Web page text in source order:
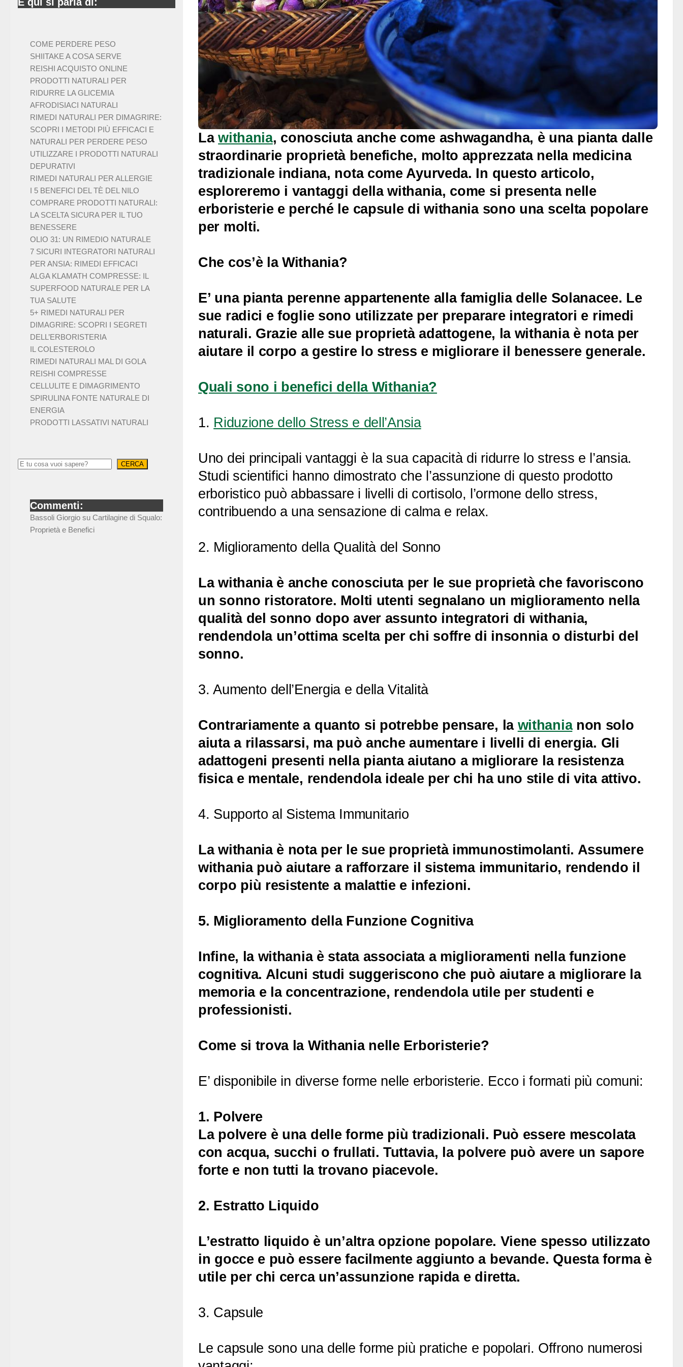
Lawithania, conosciuta anche come ashwagandha, è una pianta dalle
straordinarie proprietà benefiche, molto apprezzata nella medicina
tradizionale indiana, nota come Ayurveda. In questo articolo,
esploreremo i vantaggi della withania, come si presenta nelle
erboristerie e perché le capsule di withania sono una scelta popolare
per molti.
Che cos’è la Withania?
E’ una pianta perenne appartenente alla famiglia delle Solanacee. Le
sue radici e foglie sono utilizzate per preparare integratori e rimedi
naturali. Grazie alle sue proprietà adattogene, la withania è nota per
aiutare il corpo a gestire lo stress e migliorare il benessere generale.
Quali sono i benefici della Withania?
1. Riduzione dello Stress e dell’Ansia
Uno dei principali vantaggi è la sua capacità di ridurre lo stress e l’ansia.
Studi scientifici hanno dimostrato che l’assunzione di questo prodotto
erboristico può abbassare i livelli di cortisolo, l’ormone dello stress,
contribuendo a una sensazione di calma e relax.
2. Miglioramento della Qualità del Sonno
La withania è anche conosciuta per le sue proprietà che favoriscono
un sonno ristoratore. Molti utenti segnalano un miglioramento nella
qualità del sonno dopo aver assunto integratori di withania,
rendendola un’ottima scelta per chi soffre di insonnia o disturbi del
sonno.
3. Aumento dell’Energia e della Vitalità
Contrariamente a quanto si potrebbe pensare, la withanianon solo
aiuta a rilassarsi, ma può anche aumentare i livelli di energia. Gli
adattogeni presenti nella pianta aiutano a migliorare la resistenza
fisica e mentale, rendendola ideale per chi ha uno stile di vita attivo.
4. Supporto al Sistema Immunitario
La withania è nota per le sue proprietà immunostimolanti. Assumere
withania può aiutare a rafforzare il sistema immunitario, rendendo il
corpo più resistente a malattie e infezioni.
5. Miglioramento della Funzione Cognitiva
Infine, la withania è stata associata a miglioramenti nella funzione
cognitiva. Alcuni studi suggeriscono che può aiutare a migliorare la
memoria e la concentrazione, rendendola utile per studenti e
professionisti.
Come si trova la Withania nelle Erboristerie?
E’ disponibile in diverse forme nelle erboristerie. Ecco i formati più comuni:
1. Polvere
La polvere è una delle forme più tradizionali. Può essere mescolata
con acqua, succhi o frullati. Tuttavia, la polvere può avere un sapore
forte e non tutti la trovano piacevole.
2. Estratto Liquido
L’estratto liquido è un’altra opzione popolare. Viene spesso utilizzato
in gocce e può essere facilmente aggiunto a bevande. Questa forma è
utile per chi cerca un’assunzione rapida e diretta.
3. Capsule
Le capsule sono una delle forme più pratiche e popolari. Offrono numerosi
COME PERDERE PESO
SHIITAKE A COSA SERVE
REISHI ACQUISTO ONLINE
PRODOTTI NATURALI PER
RIDURRE LA GLICEMIA
AFRODISIACI NATURALI
RIMEDI NATURALI PER DIMAGRIRE:
SCOPRI I METODI PIÙ EFFICACI E
NATURALI PER PERDERE PESO
UTILIZZARE I PRODOTTI NATURALI
DEPURATIVI
RIMEDI NATURALI PER ALLERGIE
I 5 BENEFICI DEL TÈ DEL NILO
COMPRARE PRODOTTI NATURALI:
LA SCELTA SICURA PER IL TUO
BENESSERE
OLIO 31: UN RIMEDIO NATURALE
7 SICURI INTEGRATORI NATURALI
PER ANSIA: RIMEDI EFFICACI
ALGA KLAMATH COMPRESSE: IL
SUPERFOOD NATURALE PER LA
TUA SALUTE
5+ RIMEDI NATURALI PER
DIMAGRIRE: SCOPRI I SEGRETI
DELL’ERBORISTERIA
IL COLESTEROLO
RIMEDI NATURALI MAL DI GOLA
REISHI COMPRESSE
CELLULITE E DIMAGRIMENTO
SPIRULINA FONTE NATURALE DI
ENERGIA
PRODOTTI LASSATIVI NATURALI
CERCA
Commenti:
Bassoli Giorgio su Cartilagine di Squalo:
Proprietà e Benefici